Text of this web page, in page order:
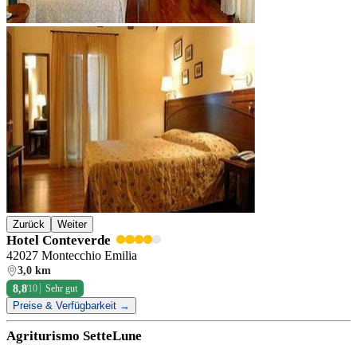
Zurück Weiter
Hotel Conteverde
42027 Montecchio Emilia
3,0 km
8,8/10 Sehr gut
Preise & Verfügbarkeit →
Agriturismo SetteLune